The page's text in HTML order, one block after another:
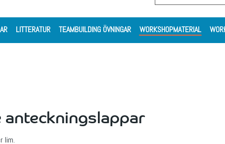
LITTERATUR TEAMBUILDING ÖVNINGAR WORKSHOPMATERIAL
lim.